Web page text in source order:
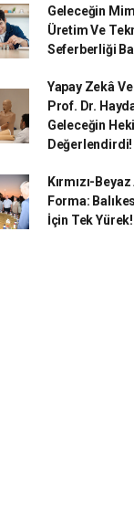
Geleceğin
Üretim Ve
Seferberliği
Yapay Zekâ
Prof. Dr.
Geleceğin
Değerlendirdi!
Kırmızı-
Forma:
İçin Tek Yürek!